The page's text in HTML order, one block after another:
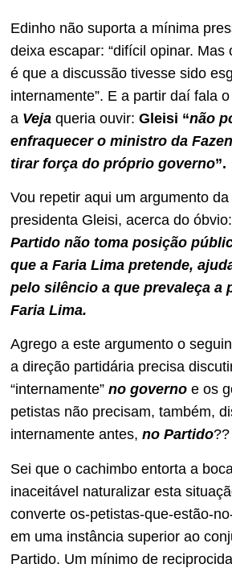
Edinho não suporta a mínima
deixa escapar: “difícil opinar. Mas
é que a discussão tivesse sido
internamente”. E a partir daí fala
a Veja queria ouvir: Gleisi “não
enfraquecer o ministro da
tirar força do próprio governo”.
Vou repetir aqui um argumento
presidenta Gleisi, acerca do óbvio:
Partido não toma posição
que a Faria Lima pretende,
pelo silêncio a que prevaleça a
Faria Lima.
Agrego a este argumento o
a direção partidária precisa
“internamente” no governo e os
petistas não precisam, também,
internamente antes, no Partido??
Sei que o cachimbo entorta a
inaceitável naturalizar esta
converte os-petistas-que-estão-
em uma instância superior ao
Partido. Um mínimo de